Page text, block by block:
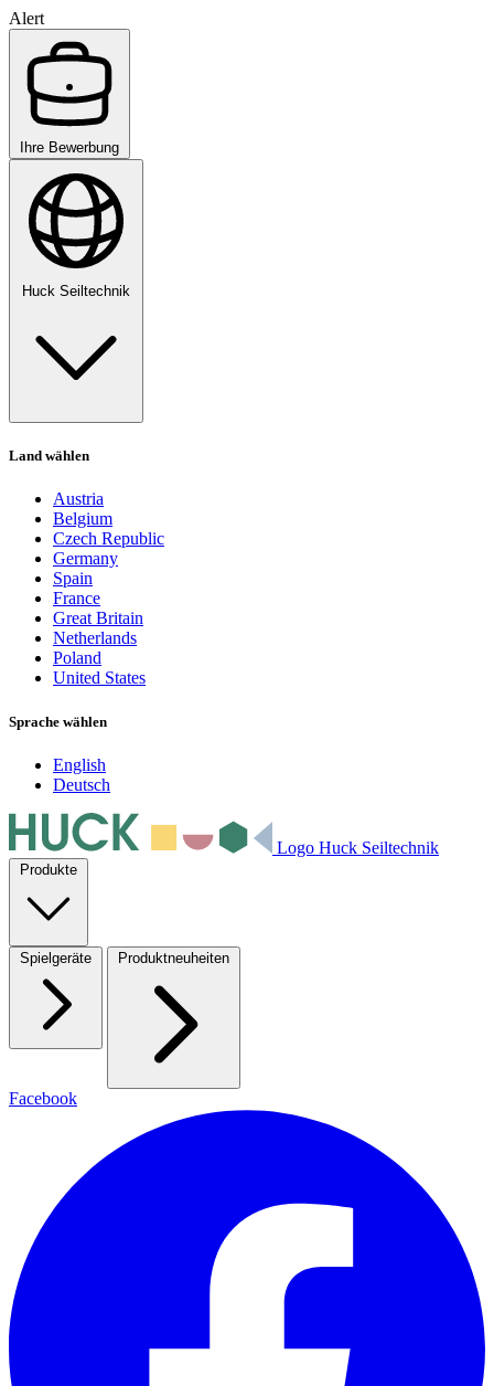
Alert
Ihre Bewerbung
Huck Seiltechnik
Land wählen
Austria
Belgium
Czech Republic
Germany
Spain
France
Great Britain
Netherlands
Poland
United States
Sprache wählen
English
Deutsch
Logo Huck Seiltechnik
Produkte
Spielgeräte Produktneuheiten
Facebook